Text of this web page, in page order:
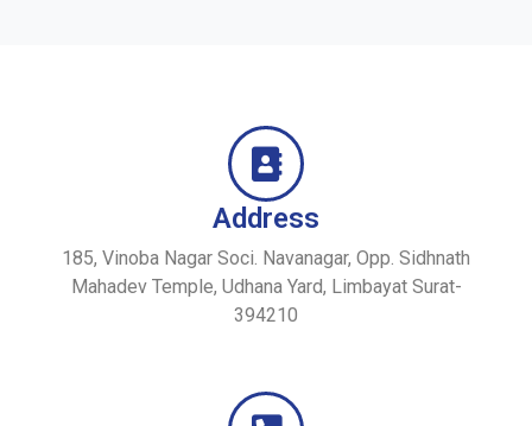
Address
185, Vinoba Nagar Soci. Navanagar, Opp. Sidhnath
Mahadev Temple, Udhana Yard, Limbayat Surat-
394210